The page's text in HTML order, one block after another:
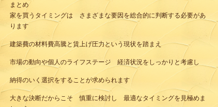
まとめ
家を買うタイミングは さまざまな要因を総合的に判断する必要があ
ります
建築費の材料費高騰と賃上げ圧力という現状を踏まえ
市場の動向や個人のライフステージ 経済状況をしっかりと考慮し
納得のいく選択をすることが求められます
大きな決断だからこそ 慎重に検討し 最適なタイミングを見極めま